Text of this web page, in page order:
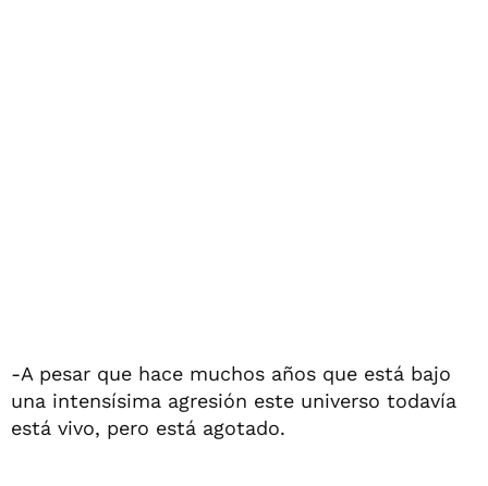
-A pesar que hace muchos años que está bajo
una intensísima agresión este universo todavía
está vivo, pero está agotado.